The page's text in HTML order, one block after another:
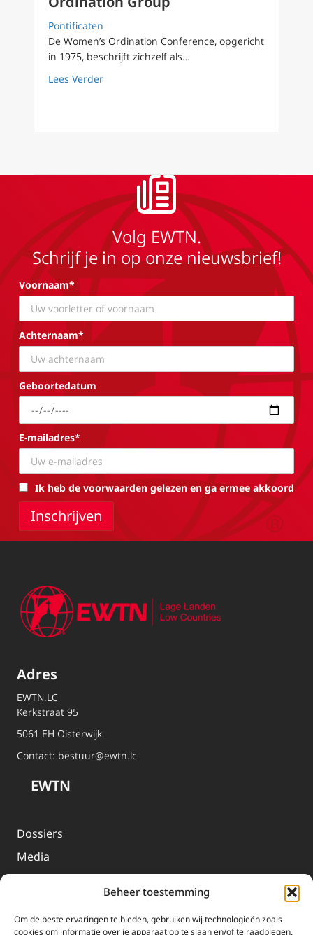
Beheer toestemming
Om de beste ervaringen te bieden, gebruiken wij technologieën zoals
cookies om informatie over je apparaat op te slaan en/of te raadplegen.
Pontificaten
De Women’s Ordination Conference, opgericht
in 1975, beschrijft zichzelf als…
Lees Verderabout Bronnen website van de
Volg EWTN.
Schrijf je in op onze nieuwsbrief!
Voornaam*
Achternaam*
Geboortedatum
E-mailadres*
Ik heb de voorwaarden gelezen en ga ermee akkoord
Adres
EWTN.LC
Kerkstraat 95
5061 EH Oisterwijk
Contact: bestuur@ewtn.lc
EWTN
Dossiers
Media
Informatie